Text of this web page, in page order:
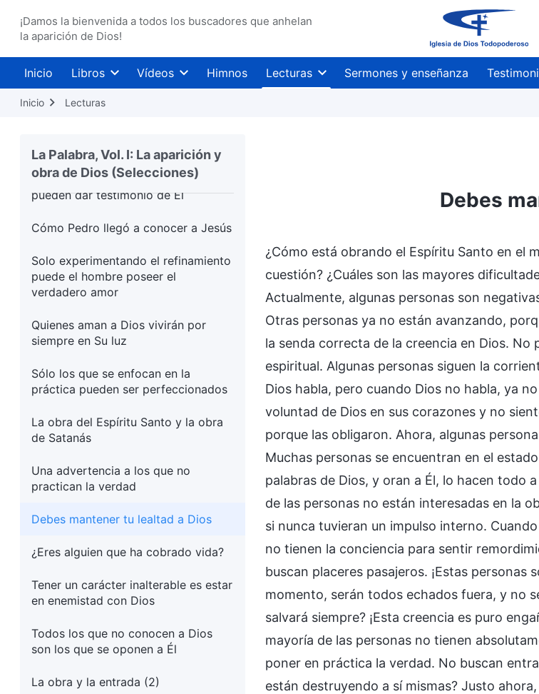
¡Damos la bienvenida a todos los buscadores que anhelan
la aparición de Dios!
Inicio Libros Vídeos Himnos Lecturas Sermones y enseñanza
Inicio Lecturas
La Palabra, Vol. I: La aparición y
obra de Dios (Selecciones)
Sólo al experimentar pruebas
dolorosas puedes conocer el
Sólo amar a Dios es realmente creer
en Dios
Milenario ha llegado”
Solo aquellos que conocen a Dios
pueden dar testimonio de Él
Cómo Pedro llegó a conocer a Jesús
Solo experimentando el refinamiento
puede el hombre poseer el
verdadero amor
Quienes aman a Dios vivirán por
siempre en Su luz
Sólo los que se enfocan en la
práctica pueden ser perfeccionados
La obra del Espíritu Santo y la obra
de Satanás
Una advertencia a los que no
practican la verdad
Debes mantener tu lealtad a Dios
¿Eres alguien que ha cobrado vida?
Tener un carácter inalterable es estar
en enemistad con Dios
Todos los que no conocen a Dios
son los que se oponen a Él
La obra y la entrada (2)
Debes
¿Cómo está obrando el Espíritu Santo en el
cuestión? ¿Cuáles son las mayores
Actualmente, algunas personas son
Otras personas ya no están avanzando,
la senda correcta de la creencia en Dios.
espiritual. Algunas personas siguen la
Dios habla, pero cuando Dios no habla, ya
voluntad de Dios en sus corazones y no
porque las obligaron. Ahora, algunas
Muchas personas se encuentran en el
palabras de Dios, y oran a Él, lo hacen todo
de las personas no están interesadas en la
si nunca tuvieran un impulso interno.
no tienen la conciencia para sentir
buscan placeres pasajeros. ¡Estas personas
momento, serán todos echados fuera, y no
salvará siempre? ¡Esta creencia es puro
mayoría de las personas no tienen
poner en práctica la verdad. No buscan
están destruyendo a sí mismas? Justo